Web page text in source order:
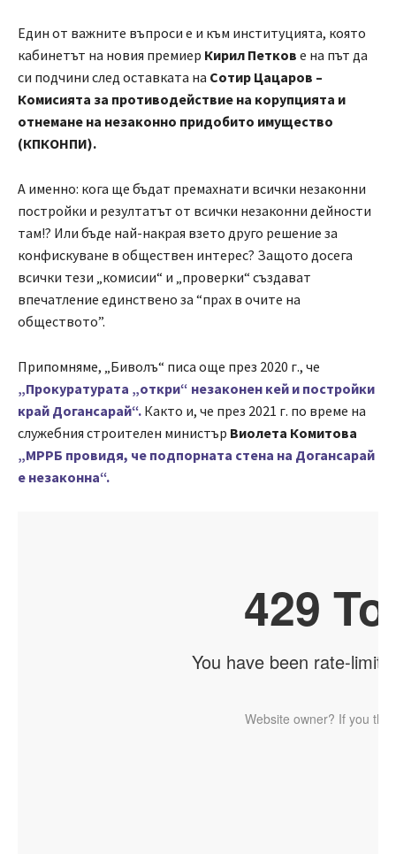
Един от важните въпроси е и към институцията, която
кабинетът на новия премиер Кирил Петков е на път да
си подчини след оставката на Сотир Цацаров –
Комисията за противодействие на корупцията и
отнемане на незаконно придобито имущество
(КПКОНПИ).
А именно: кога ще бъдат премахнати всички незаконни
постройки и резултатът от всички незаконни дейности
там!? Или бъде най-накрая взето друго решение за
конфискуване в обществен интерес? Защото досега
всички тези „комисии“ и „проверки“ създават
впечатление единствено за “прах в очите на
обществото”.
Припомняме, „Биволъ“ писа още през 2020 г., че
„Прокуратурата „откри“ незаконен кей и постройки
край Догансарай“. Както и, че през 2021 г. по време на
служебния строителен министър Виолета Комитова
„МРРБ провидя, че подпорната стена на Догансарай
е незаконна“.